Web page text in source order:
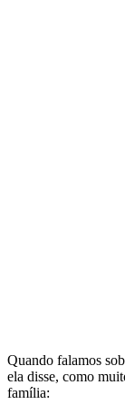
Quando falamos
ela disse, como
família: